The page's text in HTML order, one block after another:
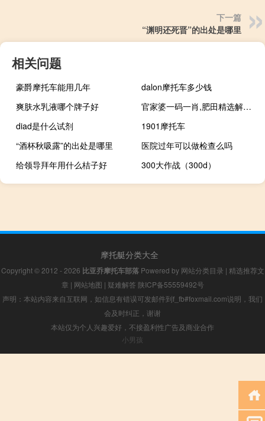
下一篇
“渊明还死晋”的出处是哪里
相关问题
豪爵摩托车能用几年
dalon摩托车多少钱
爽肤水乳液哪个牌子好
官家婆一码一肖,肥田精选解释落实_GM版74.41.60
diad是什么试剂
1901摩托车
“酒杯秋吸露”的出处是哪里
医院过年可以做检查么吗
给领导拜年用什么桔子好
300大作战（300d）
摩托艇分类大全
Copyright © 2012 - 2026 比亚乔摩托车部落Powered by 网站分类目录 | 精选推荐文
章 | 网站地图 | 疑难解答 陕ICP备55559492号
声明：本站内容来自互联网，如信息有错误可发邮件到f_fb#foxmail.com说明，我们
会及时纠正，谢谢
本站仅为个人兴趣爱好，不接盈利性广告及商业合作
小男孩